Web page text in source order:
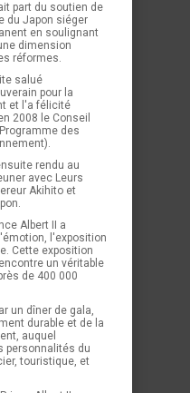
part du soutien de
du Japon siéger
en soulignant
dimension
réformes.
salué
pour la
et l'a félicité
2008 le Conseil
des
rendu au
avec Leurs
Akihito et
Albert II a
l'exposition
Cette exposition
un véritable
de 400 000
un dîner de gala,
durable et de la
auquel
personnalités du
touristique, et